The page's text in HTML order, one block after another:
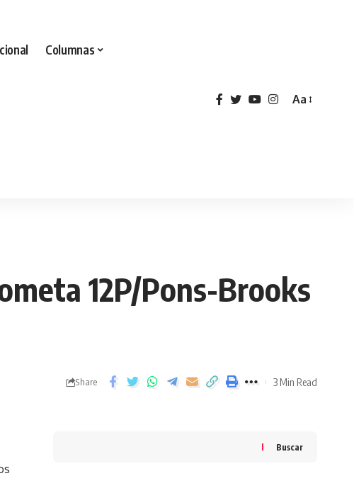
Columnas
Aa
12P/Pons-Brooks
Share 3 Min Read
Buscar